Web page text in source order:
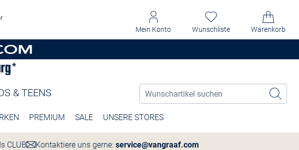
Mein Konto Wunschliste Warenkorb
& TEENS
PREMIUM SALE UNSERE STORES
CLUB Kontaktiere uns gerne: service@vangraaf.com